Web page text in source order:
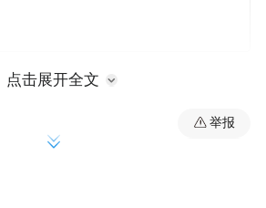
是武磊最后的希望。
穿上国家队队服，你就必须
点击展开全文
举报